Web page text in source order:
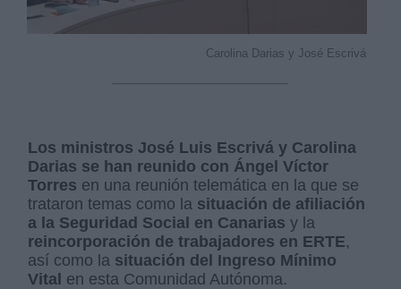
Carolina Darias y José Escrivá
Los ministros José Luis Escrivá y Carolina
Darias se han reunido con Ángel Víctor
Torres en una reunión telemática en la que se
trataron temas como la situación de afiliación
a la Seguridad Social en Canarias y la
reincorporación de trabajadores en ERTE,
así como la situación del Ingreso Mínimo
Vital en esta Comunidad Autónoma.